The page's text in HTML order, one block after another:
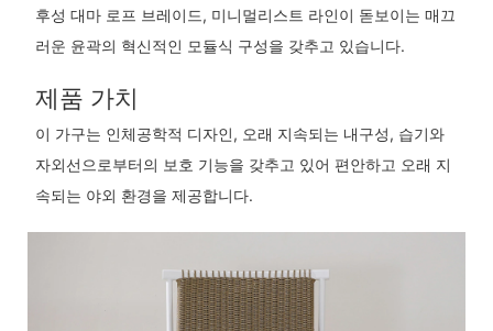
후성 대마 로프 브레이드, 미니멀리스트 라인이 돋보이는 매끄
러운 윤곽의 혁신적인 모듈식 구성을 갖추고 있습니다.
제품 가치
이 가구는 인체공학적 디자인, 오래 지속되는 내구성, 습기와
자외선으로부터의 보호 기능을 갖추고 있어 편안하고 오래 지
속되는 야외 환경을 제공합니다.